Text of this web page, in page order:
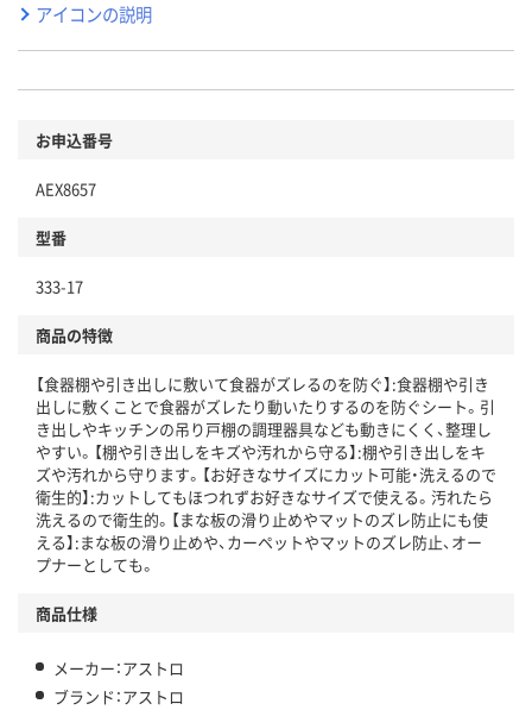
アイコンの説明
お申込番号
AEX8657
型番
333-17
商品の特徴
【食器棚や引き出しに敷いて食器がズレるのを防ぐ】:食器棚や引き
出しに敷くことで食器がズレたり動いたりするのを防ぐシート。引
き出しやキッチンの吊り戸棚の調理器具なども動きにくく、整理し
やすい。【棚や引き出しをキズや汚れから守る】:棚や引き出しをキ
ズや汚れから守ります。【お好きなサイズにカット可能・洗えるので
衛生的】:カットしてもほつれずお好きなサイズで使える。汚れたら
洗えるので衛生的。【まな板の滑り止めやマットのズレ防止にも使
える】:まな板の滑り止めや、カーペットやマットのズレ防止、オー
プナーとしても。
商品仕様
メーカー：アストロ
ブランド：アストロ